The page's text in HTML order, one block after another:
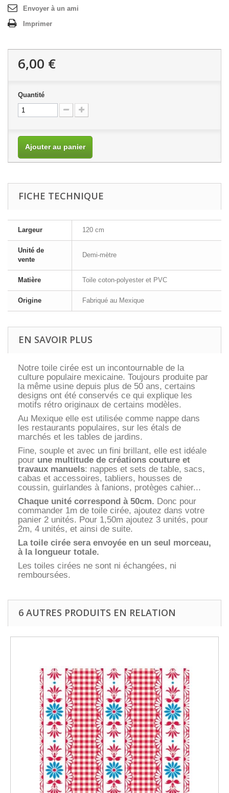
Envoyer à un ami
Imprimer
6,00 €
Quantité
Ajouter au panier
FICHE TECHNIQUE
Largeur 120 cm
Unité de
vente
Demi-mètre
Matière Toile coton-polyester et PVC
Origine Fabriqué au Mexique
EN SAVOIR PLUS
Notre toile cirée est un incontournable de la
culture populaire mexicaine. Toujours produite par
la même usine depuis plus de 50 ans, certains
designs ont été conservés ce qui explique les
motifs rétro originaux de certains modèles.
Au Mexique elle est utilisée comme nappe dans
les restaurants populaires, sur les étals de
marchés et les tables de jardins.
Fine, souple et avec un fini brillant, elle est idéale
pour une multitude de créations couture et
travaux manuels: nappes et sets de table, sacs,
cabas et accessoires, tabliers, housses de
coussin, guirlandes à fanions, protèges cahier...
Chaque unité correspond à 50cm. Donc pour
commander 1m de toile cirée, ajoutez dans votre
panier 2 unités. Pour 1,50m ajoutez 3 unités, pour
2m, 4 unités, et ainsi de suite.
La toile cirée sera envoyée en un seul morceau,
à la longueur totale.
Les toiles cirées ne sont ni échangées, ni
remboursées.
6 AUTRES PRODUITS EN RELATION